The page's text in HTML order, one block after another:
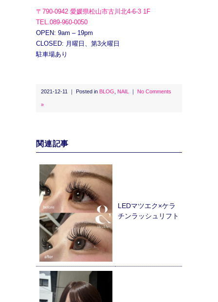
〒790-0942 愛媛県松山市古川北4-6-3 1F
TEL.089-960-0050
OPEN: 9am – 19pm
CLOSED: 月曜日、第3火曜日
駐車場あり
2021-12-11 ｜ Posted in BLOG NAIL ｜ No Comments
»
関連記事
LEDマツエク×ケラ
チンラッシュリフト